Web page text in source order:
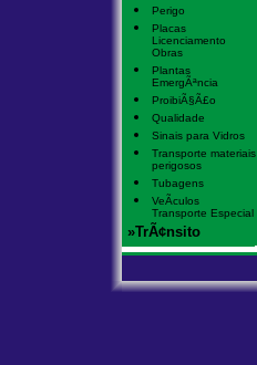
Perigo
Placas
Licenciamento
Obras
Plantas
EmergÃªncia
ProibiÃ§Ã£o
Qualidade
Sinais para Vidros
Transporte materiais
perigosos
Tubagens
VeÃ­culos
Transporte Especial
»TrÃ¢nsito